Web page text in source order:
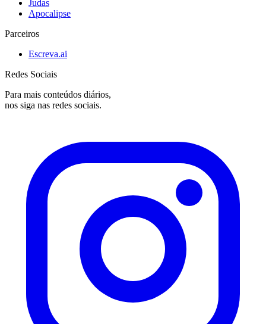
Judas
Apocalipse
Parceiros
Escreva.ai
Redes Sociais
Para mais conteúdos diários,
nos siga nas redes sociais.